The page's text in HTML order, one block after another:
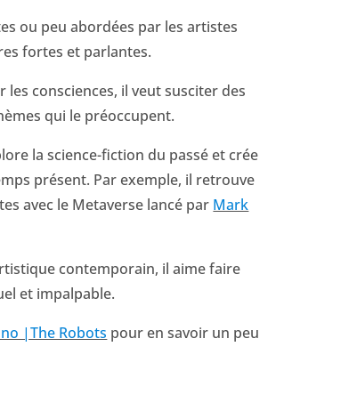
ou peu abordées par les artistes
fortes et parlantes.
les consciences, il veut susciter des
qui le préoccupent.
la science-fiction du passé et crée
présent. Par exemple, il retrouve
avec le Metaverse lancé par Mark
contemporain, il aime faire
et impalpable.
|The Robots pour en savoir un peu